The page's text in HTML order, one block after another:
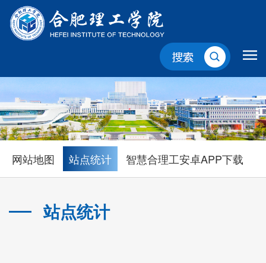
网站地图 站点统计 智慧合理工安卓APP下载
站点统计